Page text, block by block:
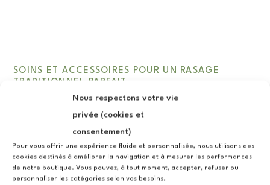
Nous respectons votre vie
privée (cookies et
consentement)
Pour vous offrir une expérience fluide et personnalisée, nous utilisons des
cookies destinés à améliorer la navigation et à mesurer les performances
de notre boutique. Vous pouvez, à tout moment, accepter, refuser ou
personnaliser les catégories selon vos besoins.
SOINS ET ACCESSOIRES POUR UN RASAGE
TRADITIONNEL PARFAIT
Adoptez le rituel complet
Aucun produit ne correspond à votre